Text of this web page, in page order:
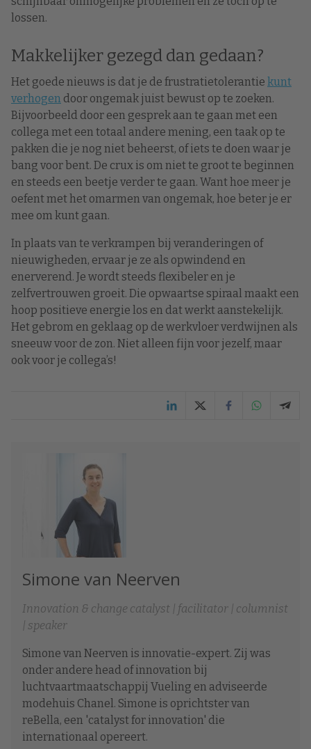
lossen.
Makkelijker gezegd dan gedaan?
Het goede nieuws is dat je de frustratietolerantie kunt
verhogen door ongemak juist bewust op te zoeken.
Bijvoorbeeld door een gesprek aan te gaan met een
collega met een totaal andere mening, een taak op te
pakken die je nog niet beheerst, of iets te doen waar je
bang voor bent. De crux is om niet te groot te beginnen
en steeds een beetje verder te gaan. Want hoe meer je
oefent met het omarmen van ongemak, hoe beter je er
mee om kunt gaan.
In plaats van te verkrampen bij veranderingen of
nieuwigheden, ervaar je ze als opwindend en
enerverend. Je wordt steeds flexibeler en je
zelfvertrouwen groeit. Die opwaartse spiraal maakt een
hoop positieve energie los en dat werkt aanstekelijk.
Het gebrom en geklaag op de werkvloer verdwijnen als
sneeuw voor de zon. Niet alleen fijn voor jezelf, maar
ook voor je collega’s!
Simone van Neerven
Innovation & change catalyst | facilitator | columnist
| speaker
Simone van Neerven is innovatie-expert. Zij was
onder andere head of innovation bij
luchtvaartmaatschappij Vueling en adviseerde
modehuis Chanel. Simone is oprichtster van
reBella, een 'catalyst for innovation' die
internationaal opereert.